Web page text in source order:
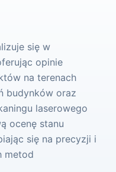
się w
opinie
na terenach
budynków oraz
laserowego
ocenę stanu
się na precyzji i
metod